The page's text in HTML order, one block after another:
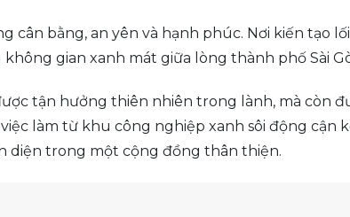
cân bằng, an yên và hạnh phúc. Nơi kiến tạo
gian xanh mát giữa lòng thành phố Sài
tận hưởng thiên nhiên trong lành, mà còn
làm từ khu công nghiệp xanh sôi động cận
diện trong một cộng đồng thân thiện.